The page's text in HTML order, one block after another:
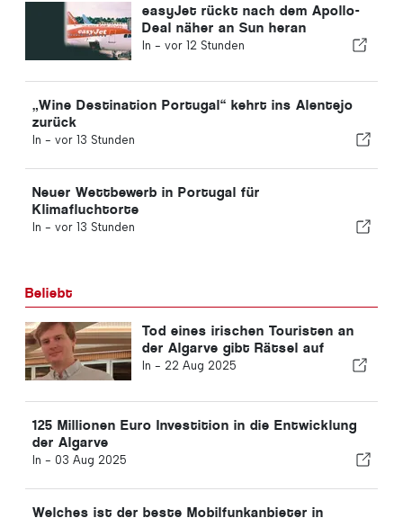
easyJet rückt nach dem Apollo-
Deal näher an Sun heran
In - vor 12 Stunden
„Wine Destination Portugal“ kehrt ins Alentejo
zurück
In - vor 13 Stunden
Neuer Wettbewerb in Portugal für
Klimafluchtorte
In - vor 13 Stunden
Beliebt
Tod eines irischen Touristen an
der Algarve gibt Rätsel auf
In - 22 Aug 2025
125 Millionen Euro Investition in die Entwicklung
der Algarve
In - 03 Aug 2025
Welches ist der beste Mobilfunkanbieter in